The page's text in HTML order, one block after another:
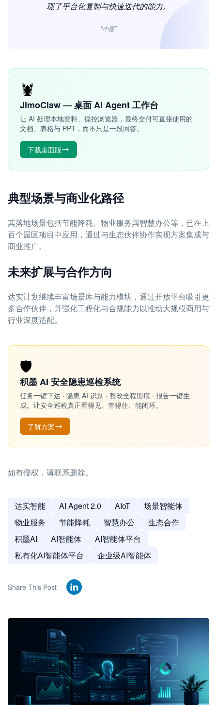
现了平台化复制与快速迭代的能力。
“小墨”
🦞
JimoClaw — 桌面 AI Agent 工作台
让 AI 处理本地资料、操控浏览器，最终交付可直接使用的
文档、表格与 PPT，而不只是一段回答。
下载桌面版
典型场景与商业化路径
其落地场景包括节能降耗、物业服务與智慧办公等，已在上
百个园区项目中应用，通过与生态伙伴协作实现方案集成与
商业推广。
未来扩展与合作方向
达实计划继续丰富场景库与能力模块，通过开放平台吸引更
多合作伙伴，并强化工程化与合规能力以推动大规模商用与
行业深度适配。
🛡️
积墨 AI 安全隐患巡检系统
任务一键下达 · 隐患 AI 识别 · 整改全程留痕 · 报告一键生
成。让安全巡检真正看得见、管得住、能闭环。
了解方案
如有侵权，请联系删除。
达实智能 AI Agent 2.0 AIoT
场景智能体
物业服务
节能降耗 智慧办公
生态合作
积墨AI
AI智能体
AI智能体平台
私有化AI智能体平台
企业级AI智能体
Share This Post